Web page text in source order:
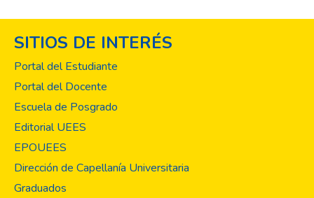
SITIOS DE INTERÉS
Portal del Estudiante
Portal del Docente
Escuela de Posgrado
Editorial UEES
EPOUEES
Dirección de Capellanía Universitaria
Graduados